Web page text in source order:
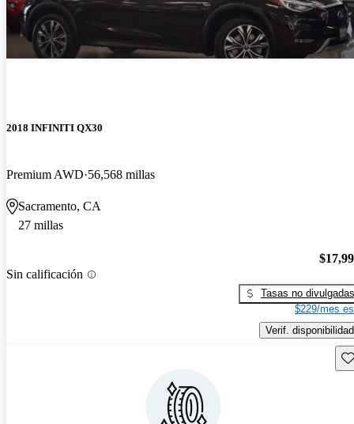
2018 INFINITI QX30
Premium AWD 56,568 millas
Sacramento, CA
27 millas
Sin calificación
Tasas no divulgadas
$229/mes
Verif. disponibilidad